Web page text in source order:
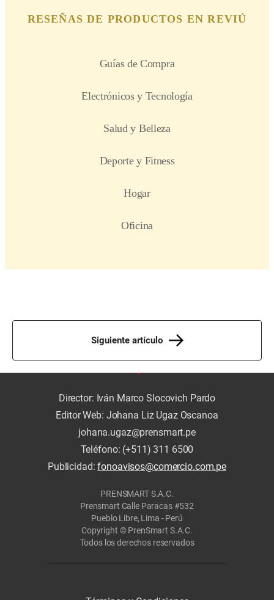
Siguiente artículo
Director: Iván Marco Slocovich Pardo
Editor Web: Johana Liz Ugaz Oscanoa
johana.ugaz@prensmart.pe
Teléfono: (+511) 311 6500
Publicidad:fonoavisos@comercio.com.pe
PRENSMART S.A.C.
Prensmart Calle Paracas #532
Pueblo Libre, Lima - Perú
Copyright © PrenSmart S.A.C.
Todos los derechos reservados